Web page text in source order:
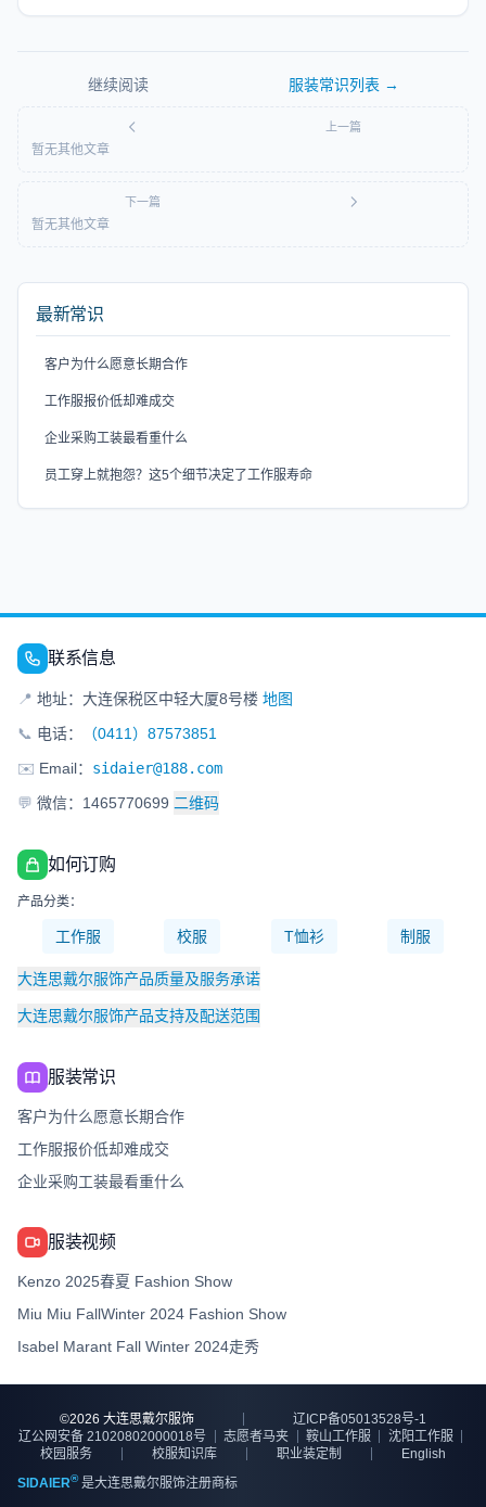
继续阅读 服装常识列表 →
上一篇
暂无其他文章
下一篇
暂无其他文章
最新常识
客户为什么愿意长期合作
工作服报价低却难成交
企业采购工装最看重什么
员工穿上就抱怨？这5个细节决定了工作服寿命
联系信息
📍 地址：大连保税区中轻大厦8号楼 地图
📞 电话：
（0411）87573851
✉️ Email： sidaier@188.com
💬 微信：1465770699 二维码
如何订购
产品分类：
工作服 校服 T恤衫 制服
大连思戴尔服饰产品质量及服务承诺
大连思戴尔服饰产品支持及配送范围
服装常识
客户为什么愿意长期合作
工作服报价低却难成交
企业采购工装最看重什么
服装视频
Kenzo 2025春夏 Fashion Show
Miu Miu FallWinter 2024 Fashion Show
Isabel Marant Fall Winter 2024走秀
©2026 大连思戴尔服饰
辽ICP备05013528号-1
辽公网安备 21020802000018号
志愿者马夹 鞍山工作服
沈阳工作服
校园服务
校服知识库 职业装定制
English
SIDAIER®是大连思戴尔服饰注册商标